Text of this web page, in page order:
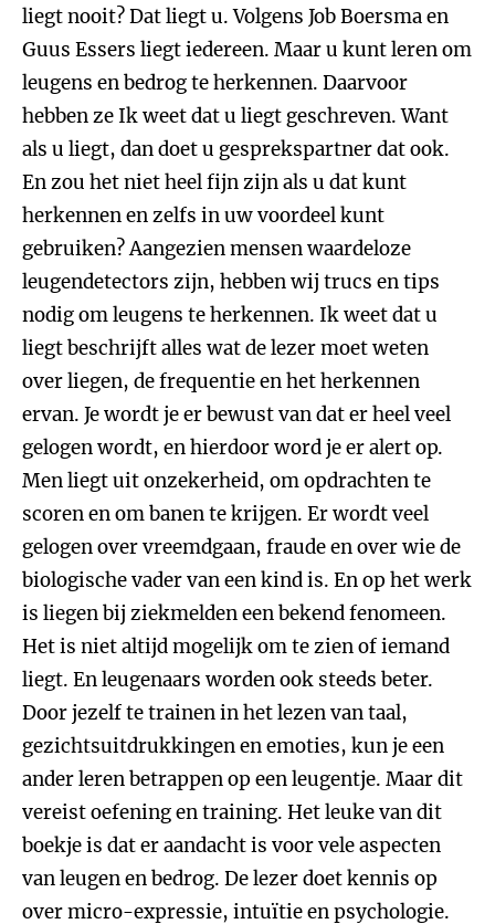
liegt nooit? Dat liegt u. Volgens Job Boersma en
Guus Essers liegt iedereen. Maar u kunt leren om
leugens en bedrog te herkennen. Daarvoor
hebben ze Ik weet dat u liegt geschreven. Want
als u liegt, dan doet u gesprekspartner dat ook.
En zou het niet heel fijn zijn als u dat kunt
herkennen en zelfs in uw voordeel kunt
gebruiken? Aangezien mensen waardeloze
leugendetectors zijn, hebben wij trucs en tips
nodig om leugens te herkennen. Ik weet dat u
liegt beschrijft alles wat de lezer moet weten
over liegen, de frequentie en het herkennen
ervan. Je wordt je er bewust van dat er heel veel
gelogen wordt, en hierdoor word je er alert op.
Men liegt uit onzekerheid, om opdrachten te
scoren en om banen te krijgen. Er wordt veel
gelogen over vreemdgaan, fraude en over wie de
biologische vader van een kind is. En op het werk
is liegen bij ziekmelden een bekend fenomeen.
Het is niet altijd mogelijk om te zien of iemand
liegt. En leugenaars worden ook steeds beter.
Door jezelf te trainen in het lezen van taal,
gezichtsuitdrukkingen en emoties, kun je een
ander leren betrappen op een leugentje. Maar dit
vereist oefening en training. Het leuke van dit
boekje is dat er aandacht is voor vele aspecten
van leugen en bedrog. De lezer doet kennis op
over micro-expressie, intuïtie en psychologie.